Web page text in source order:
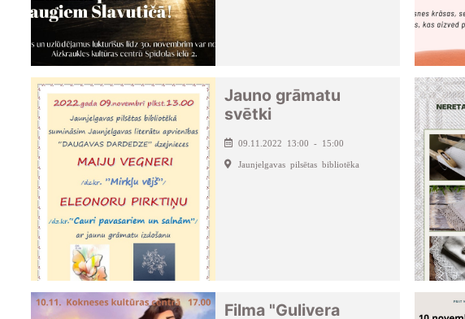
Jauno grāmatu
svētki
09.11.2022 13:00 - 15:00
Jaunjelgavas pilsētas bibliotēka
Filma "Gulivera